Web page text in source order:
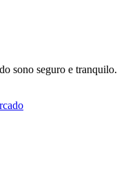
sono seguro e tranquilo.